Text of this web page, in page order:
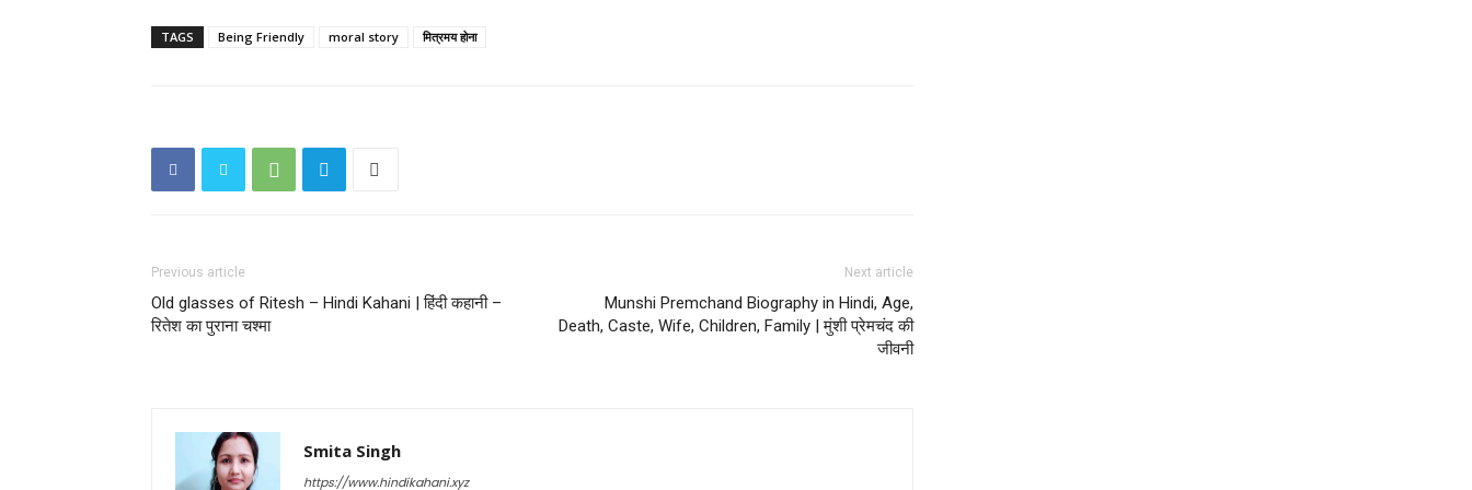
TAGS Being Friendly moral story मित्रमय होना
Previous article
Old glasses of Ritesh – Hindi Kahani | हिंदी कहानी –
रितेश का पुराना चश्मा
Next article
Munshi Premchand Biography in Hindi, Age,
Death, Caste, Wife, Children, Family | मुंशी प्रेमचंद की
जीवनी
Smita Singh
https://www.hindikahani.xyz